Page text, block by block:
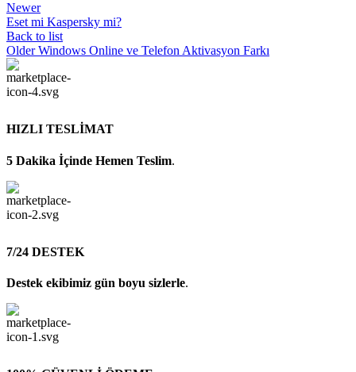
Newer
Eset mi Kaspersky mi?
Back to list
Older Windows Online ve Telefon Aktivasyon Farkı
HIZLI TESLİMAT
5 Dakika İçinde Hemen Teslim.
7/24 DESTEK
Destek ekibimiz gün boyu sizlerle.